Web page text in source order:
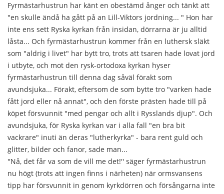
Fyrmästarhustrun har känt en obestämd ånger och tänkt att
"en skulle ändå ha gått på an Lill-Viktors jordning... " Hon har
inte ens sett Ryska kyrkan från insidan, dörrarna är ju alltid
låsta... Och fyrmästarhustrun kommer från en luthersk släkt
som "aldrig i livet" har bytt tro, trots att tsaren hade lovat jord
i utbyte, och mot den rysk-ortodoxa kyrkan hyser
fyrmästarhustrun till denna dag såväl förakt som
avundsjuka... Förakt, eftersom de som bytte tro "varken hade
fått jord eller nå annat", och den förste prästen hade till på
köpet försvunnit "med pengar och allt i Rysslands djup". Och
avundsjuka, för Ryska kyrkan var i alla fall "en bra bit
vackrare" inuti än deras "lutherkyrka" - bara rent guld och
glitter, bilder och fanor, sade man...
''Nå, det får va som de vill me det!'' säger fyrmästarhustrun
nu högt (trots att ingen finns i närheten) när ormsvansens
tipp har försvunnit in genom kyrkdörren och försångarna inte